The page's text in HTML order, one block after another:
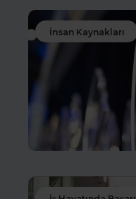
İnsan Kaynakları